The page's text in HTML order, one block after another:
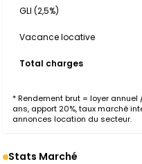
GLI (2,5%)
Vacance locative
Total charges
* Rendement brut = loyer
ans, apport 20%, taux marché
annonces location du secteur.
Stats Marché